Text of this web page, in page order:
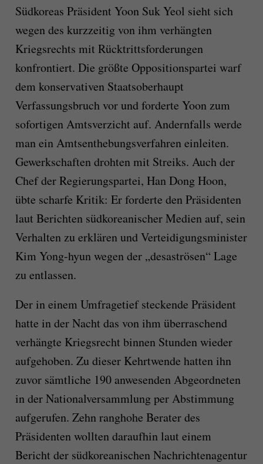
Südkoreas Präsident Yoon Suk Yeol sieht sich
wegen des kurzzeitig von ihm verhängten
Kriegsrechts mit Rücktrittsforderungen
konfrontiert. Die größte Oppositionspartei warf
dem konservativen Staatsoberhaupt
Verfassungsbruch vor und forderte Yoon zum
sofortigen Amtsverzicht auf. Andernfalls werde
man ein Amtsenthebungsverfahren einleiten.
Gewerkschaften drohten mit Streiks. Auch der
Chef der Regierungspartei, Han Dong Hoon,
übte scharfe Kritik: Er forderte den Präsidenten
laut Berichten südkoreanischer Medien auf, sein
Verhalten zu erklären und Verteidigungsminister
Kim Yong-hyun wegen der „desaströsen“ Lage
zu entlassen.
Der in einem Umfragetief steckende Präsident
hatte in der Nacht das von ihm überraschend
verhängte Kriegsrecht binnen Stunden wieder
aufgehoben. Zu dieser Kehrtwende hatten ihn
zuvor sämtliche 190 anwesenden Abgeordneten
in der Nationalversammlung per Abstimmung
aufgerufen. Zehn ranghohe Berater des
Präsidenten wollten daraufhin laut einem
Bericht der südkoreanischen Nachrichtenagentur